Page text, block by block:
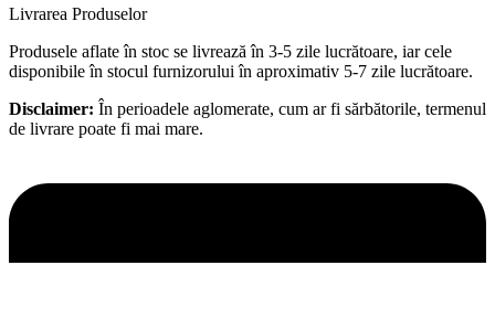
Livrarea Produselor
Produsele aflate în stoc se livrează în 3-5 zile lucrătoare, iar cele
disponibile în stocul furnizorului în aproximativ 5-7 zile lucrătoare.
Disclaimer: În perioadele aglomerate, cum ar fi sărbătorile, termenul
de livrare poate fi mai mare.